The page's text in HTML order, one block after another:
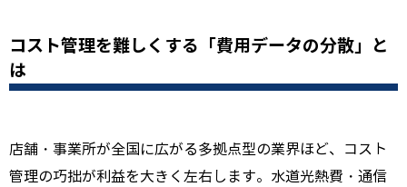
コスト管理を難しくする「費用データの分散」と
は
店舗・事業所が全国に広がる多拠点型の業界ほど、コスト
管理の巧拙が利益を大きく左右します。水道光熱費・通信